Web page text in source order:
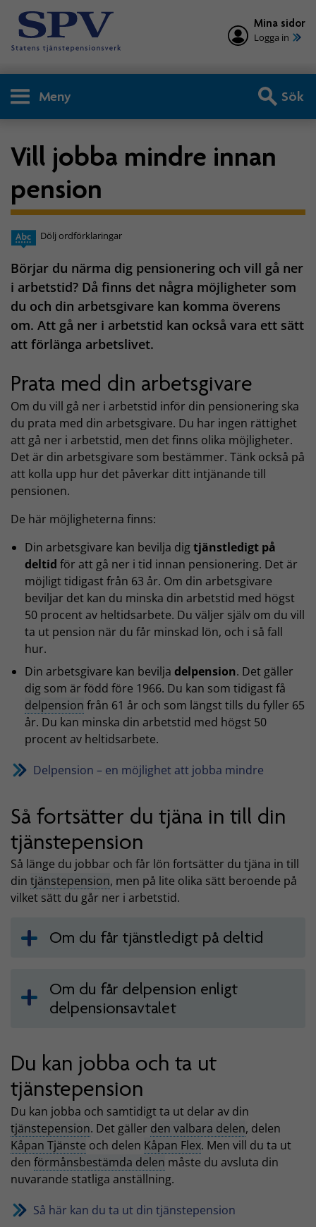
Mina sidor
Logga in
Meny Sök
Vill jobba mindre innan
pension
Dölj ordförklaringar
Börjar du närma dig pensionering och vill gå ner
i arbetstid? Då finns det några möjligheter som
du och din arbetsgivare kan komma överens
om. Att gå ner i arbetstid kan också vara ett sätt
att förlänga arbetslivet.
Prata med din arbetsgivare
Om du vill gå ner i arbetstid inför din pensionering ska
du prata med din arbetsgivare. Du har ingen rättighet
att gå ner i arbetstid, men det finns olika möjligheter.
Det är din arbetsgivare som bestämmer. Tänk också på
att kolla upp hur det påverkar ditt intjänande till
pensionen.
De här möjligheterna finns:
Din arbetsgivare kan bevilja digtjänstledigt på
deltid för att gå ner i tid innan pensionering. Det är
möjligt tidigast från 63 år. Om din arbetsgivare
beviljar det kan du minska din arbetstid med högst
50 procent av heltidsarbete. Du väljer själv om du vill
ta ut pension när du får minskad lön, och i så fall
hur.
Din arbetsgivare kan bevilja delpension. Det gäller
dig som är född före 1966. Du kan som tidigast få
delpension från 61 år och som längst tills du fyller 65
år. Du kan minska din arbetstid med högst 50
procent av heltidsarbete.
Delpension – en möjlighet att jobba mindre
Så fortsätter du tjäna in till din
tjänstepension
Så länge du jobbar och får lön fortsätter du tjäna in till
din tjänstepension, men på lite olika sätt beroende på
vilket sätt du går ner i arbetstid.
Om du får tjänstledigt på deltid
Om du får delpension enligt
delpensionsavtalet
Du kan jobba och ta ut
tjänstepension
Du kan jobba och samtidigt ta ut delar av din
tjänstepension. Det gäller den valbara delen, delen
Kåpan Tjänste och delen Kåpan Flex. Men vill du ta ut
den förmånsbestämda delen måste du avsluta din
nuvarande statliga anställning.
Så här kan du ta ut din tjänstepension